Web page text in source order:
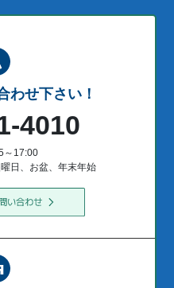
わせ下さい！
4010
～17:00
日、お盆、年末年始